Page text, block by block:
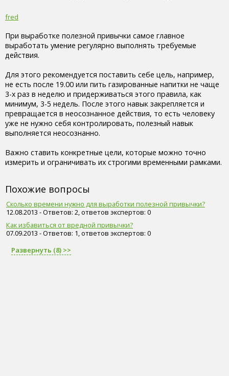
fred
При выработке полезной привычки самое главное
выработать умение регулярно выполнять требуемые
действия.
Для этого рекомендуется поставить себе цель, например,
не есть после 19.00 или пить газированные напитки не чаще
3-х раз в неделю и придерживаться этого правила, как
минимум, 3-5 недель. После этого навык закрепляется и
превращается в неосознанное действия, то есть человеку
уже не нужно себя контролировать, полезный навык
выполняется неосознанно.
Важно ставить конкретные цели, которые можно точно
измерить и ограничивать их строгими временными рамками.
Похожие вопросы
Сколько времени нужно для выработки полезной привычки?
12.08.2013 - Ответов: 2, ответов экспертов: 0
Как избавиться от вредной привычки?
07.09.2013 - Ответов: 1, ответов экспертов: 0
Развернуть (8) >>